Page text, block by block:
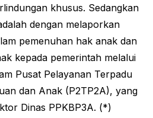
khusus. Sedangkan
dengan melaporkan
pemenuhan hak anak dan
kepada pemerintah melalui
Pusat Pelayanan Terpadu
dan Anak (P2TP2A), yang
Dinas PPKBP3A. (*)